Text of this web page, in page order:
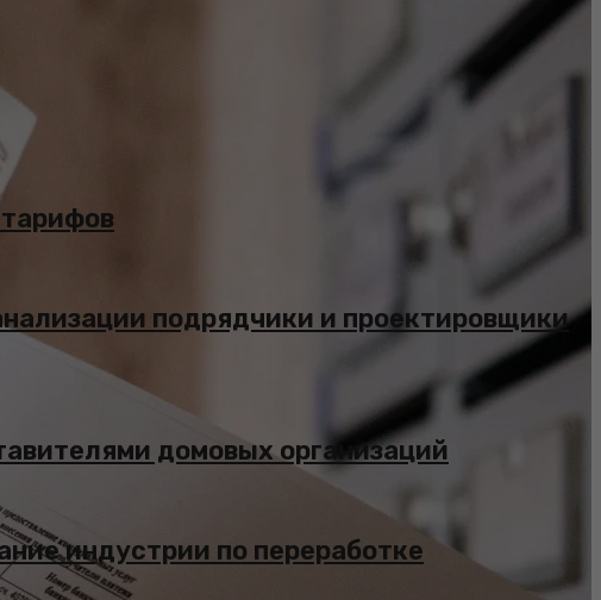
подрядчики и проектировщики
домовых организаций
индустрии по переработке